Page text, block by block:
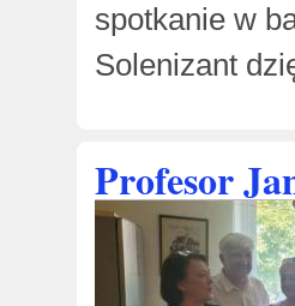
spotkanie w
Solenizant
Profesor